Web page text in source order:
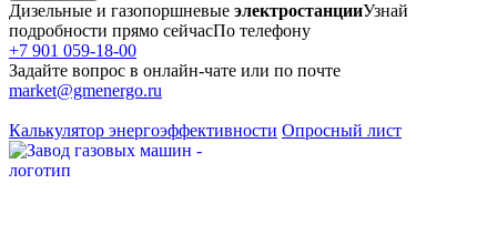
Дизельные и газопоршневые электростанцииУзнай
подробности прямо сейчасПо телефону
+7 901 059-18-00
Задайте вопрос в онлайн-чате или по почте
market@gmenergo.ru
Калькулятор энергоэффективности Опросный лист